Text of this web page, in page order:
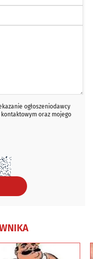
ogłoszeniodawcy
oraz mojego